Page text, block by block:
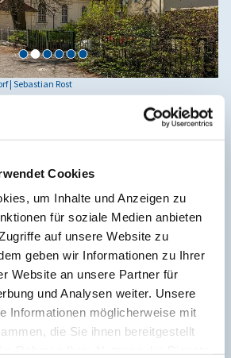
Cookies
um Inhalte und Anzeigen zu
für soziale Medien anbieten
auf unsere Website zu
geben wir Informationen zu Ihrer
Website an unsere Partner für
und Analysen weiter. Unsere
Informationen möglicherweise mit
die Sie ihnen bereitgestellt
| Sebastian Rost
13407 Berlin
Alt-Reinickendorf auf der